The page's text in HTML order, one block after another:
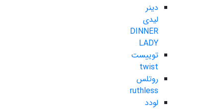
دینر
لیدی
DINNER
LADY
توییست
twist
روتلس
ruthless
لودد